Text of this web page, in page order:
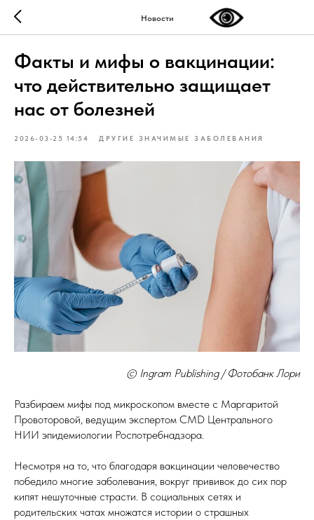
Новости
Факты и мифы о вакцинации:
что действительно защищает
нас от болезней
2026-03-25 14:54 ДРУГИЕ ЗНАЧИМЫЕ ЗАБОЛЕВАНИЯ
© Ingram Publishing / Фотобанк Лори
Разбираем мифы под микроскопом вместе с Маргаритой
Провоторовой, ведущим экспертом CMD Центрального
НИИ эпидемиологии Роспотребнадзора.
Несмотря на то, что благодаря вакцинации человечество
победило многие заболевания, вокруг прививок до сих пор
кипят нешуточные страсти. В социальных сетях и
родительских чатах множатся истории о страшных